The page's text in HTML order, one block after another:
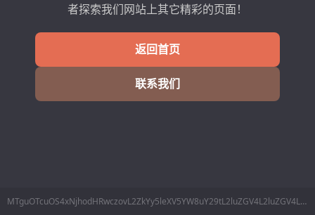
者探索我们网站上其它精彩的页面！
返回首页
联系我们
MTguOTcuOS4xNjhodHRwczovL2ZkYy5leXV5YW8uY29tL2luZGV4L2luZGV4L2ZpbmZvL2lkLzI3ODQwMDQuaHRtbA